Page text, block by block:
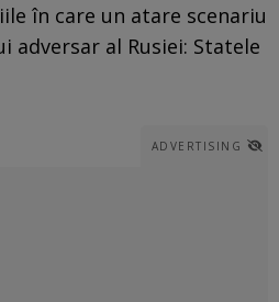
în care un atare scenariu
adversar al Rusiei: Statele
ADVERTISING